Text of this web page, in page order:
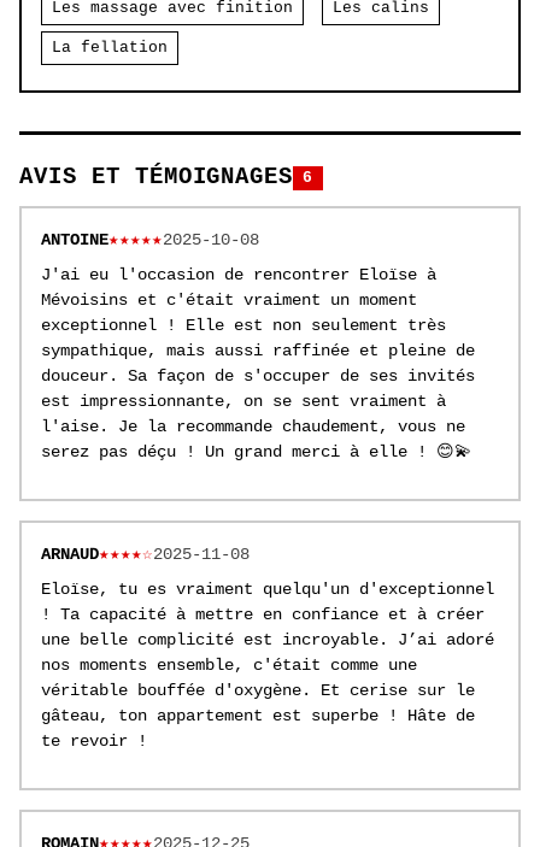
Les massage avec finition Les calins
La fellation
AVIS ET TÉMOIGNAGES 6
ANTOINE★★★★★2025-10-08
J'ai eu l'occasion de rencontrer Eloïse à
Mévoisins et c'était vraiment un moment
exceptionnel ! Elle est non seulement très
sympathique, mais aussi raffinée et pleine de
douceur. Sa façon de s'occuper de ses invités
est impressionnante, on se sent vraiment à
l'aise. Je la recommande chaudement, vous ne
serez pas déçu ! Un grand merci à elle ! 😊💫
ARNAUD★★★★☆2025-11-08
Eloïse, tu es vraiment quelqu'un d'exceptionnel
! Ta capacité à mettre en confiance et à créer
une belle complicité est incroyable. J’ai adoré
nos moments ensemble, c'était comme une
véritable bouffée d'oxygène. Et cerise sur le
gâteau, ton appartement est superbe ! Hâte de
te revoir !